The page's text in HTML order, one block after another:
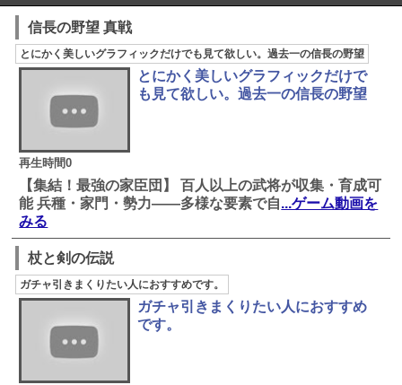
信長の野望 真戦
とにかく美しいグラフィックだけでも見て欲しい。過去一の信長の野望
再生時間0
とにかく美しいグラフィックだけで
も見て欲しい。過去一の信長の野望
【集結！最強の家臣団】 百人以上の武将が収集・育成可
能 兵種・家門・勢力――多様な要素で自...ゲーム動画を
みる
杖と剣の伝説
ガチャ引きまくりたい人におすすめです。
ガチャ引きまくりたい人におすすめ
です。